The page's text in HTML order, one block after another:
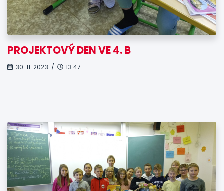
PROJEKTOVÝ DEN VE 4. B
30. 11. 2023 / 13.47